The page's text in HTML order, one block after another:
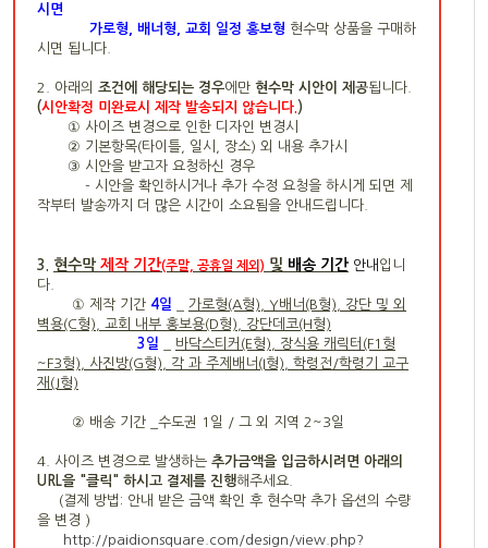
시면
가로형, 배너형, 교회 일정 홍보형 현수막 상품을 구매하
시면 됩니다.
2. 아래의 조건에 해당되는 경우에만 현수막 시안이 제공됩니다.
(시안확정 미완료시 제작 발송되지 않습니다. )
① 사이즈 변경으로 인한 디자인 변경시
② 기본항목(타이틀, 일시, 장소) 외 내용 추가시
③ 시안을 받고자 요청하신 경우
- 시안을 확인하시거나 추가 수정 요청을 하시게 되면 제
작부터 발송까지 더 많은 시간이 소요됨을 안내드립니다.
3. 현수막 제작 기간(주말, 공휴일 제외) 및 배송 기간 안내 입니
다.
① 제작 기간 4일
가로형(A형), Y배너(B형), 강단 및 외
벽용(C형), 교회 내부 홍보용(D형), 강단데코(H형)
3일
바닥스티커(E형), 장식용 캐릭터(F1형
~F3형), 사진방(G형), 각 과 주제배너(I형), 학령전/학령기 교구
재(J형)
② 배송 기간 _수도권 1일 / 그 외 지역 2~3일
4. 사이즈 변경으로 발생하는 추가금액을 입금하시려면 아래의
URL을 "클릭" 하시고 결제를 진행해주세요.
(결제 방법: 안내 받은 금액 확인 후 현수막 추가 옵션의 수량
을 변경 )
http://paidionsquare.com/design/view.php?